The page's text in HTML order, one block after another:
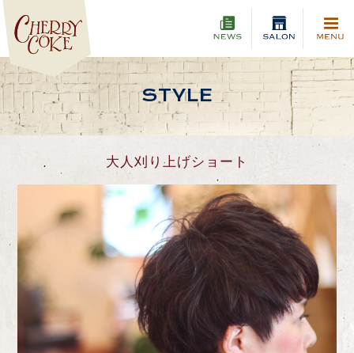
STYLE
大人刈り上げショート